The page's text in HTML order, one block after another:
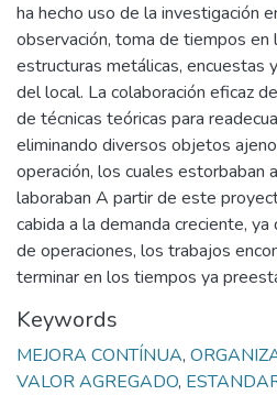
ha hecho uso de la investigación
observación, toma de tiempos en
estructuras metálicas, encuestas
del local. La colaboración eficaz
de técnicas teóricas para
eliminando diversos objetos
operación, los cuales estorbaban
laboraban A partir de este
cabida a la demanda creciente, ya
de operaciones, los trabajos
terminar en los tiempos ya
Keywords
MEJORA CONTÍNUA,
VALOR AGREGADO,